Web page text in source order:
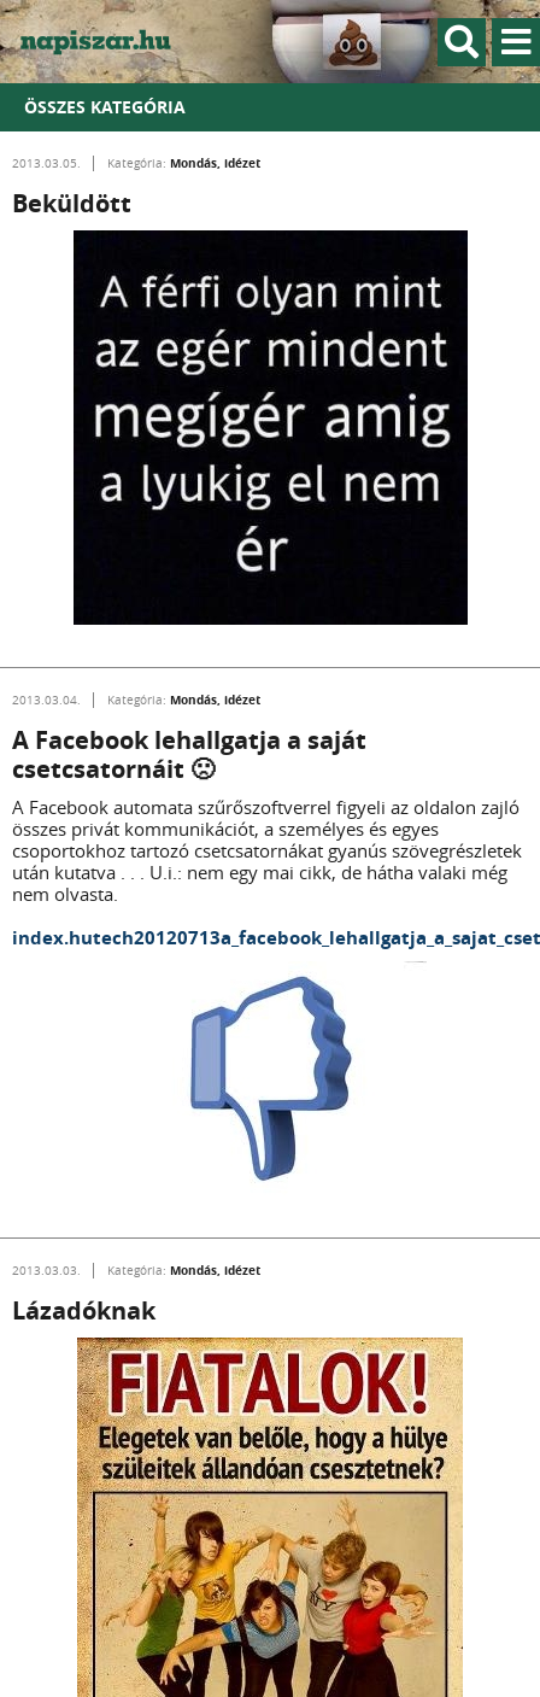
ÖSSZES KATEGÓRIA
2013.03.05. Kategória: Mondás, idézet
Beküldött
2013.03.04. Kategória: Mondás, idézet
A Facebook lehallgatja a saját
csetcsatornáit 🙁
A Facebook automata szűrőszoftverrel figyeli az oldalon zajló
összes privát kommunikációt, a személyes és egyes
csoportokhoz tartozó csetcsatornákat gyanús szövegrészletek
után kutatva . . . U.i.: nem egy mai cikk, de hátha valaki még
nem olvasta.
2013.03.03. Kategória: Mondás, idézet
Lázadóknak